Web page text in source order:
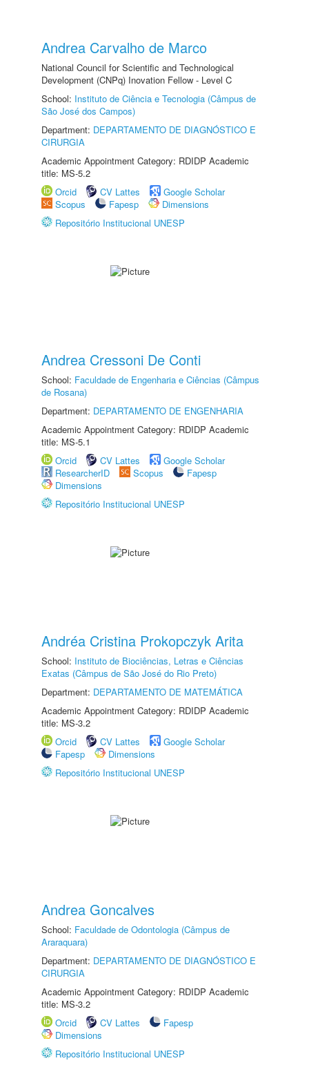
Andrea Carvalho de Marco
National Council for Scientific and Technological
Development (CNPq) Inovation Fellow - Level C
School: Instituto de Ciência e Tecnologia (Câmpus de
São José dos Campos)
Department: DEPARTAMENTO DE DIAGNÓSTICO E
CIRURGIA
Academic Appointment Category: RDIDP Academic
title: MS-5.2
Orcid
CV Lattes
Google Scholar
Scopus
Fapesp
Dimensions
Repositório Institucional UNESP
Andrea Cressoni De Conti
School: Faculdade de Engenharia e Ciências (Câmpus
de Rosana)
Department: DEPARTAMENTO DE ENGENHARIA
Academic Appointment Category: RDIDP Academic
title: MS-5.1
Orcid
CV Lattes
Google Scholar
ResearcherID
Scopus
Fapesp
Dimensions
Repositório Institucional UNESP
Andréa Cristina Prokopczyk Arita
School: Instituto de Biociências, Letras e Ciências
Exatas (Câmpus de São José do Rio Preto)
Department: DEPARTAMENTO DE MATEMÁTICA
Academic Appointment Category: RDIDP Academic
title: MS-3.2
Orcid
CV Lattes
Google Scholar
Fapesp
Dimensions
Repositório Institucional UNESP
Andrea Goncalves
School: Faculdade de Odontologia (Câmpus de
Araraquara)
Department: DEPARTAMENTO DE DIAGNÓSTICO E
CIRURGIA
Academic Appointment Category: RDIDP Academic
title: MS-3.2
Orcid
CV Lattes
Fapesp
Dimensions
Repositório Institucional UNESP